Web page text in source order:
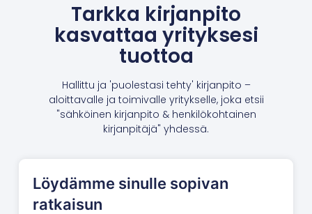
Tarkka kirjanpito
kasvattaa yrityksesi
tuottoa
Hallittu ja 'puolestasi tehty' kirjanpito –
aloittavalle ja toimivalle yritykselle, joka etsii
"sähköinen kirjanpito & henkilökohtainen
kirjanpitäjä" yhdessä.
Löydämme sinulle sopivan
ratkaisun